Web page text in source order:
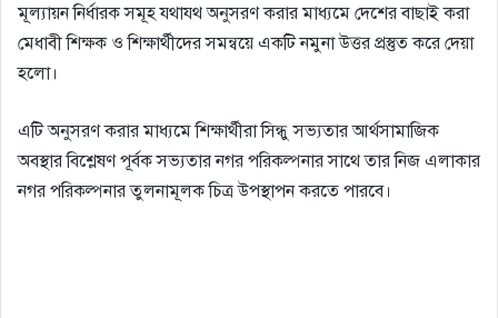
মূল্যায়ন নির্ধারক সমূহ যথাযথ অনুসরণ করার মাধ্যমে দেশের বাছাই করা
মেধাবী শিক্ষক ও শিক্ষার্থীদের সমন্বয়ে একটি নমুনা উত্তর প্রস্তুত করে দেয়া
হলো।
এটি অনুসরণ করার মাধ্যমে শিক্ষার্থীরা সিন্ধু সভ্যতার আর্থসামাজিক
অবস্থার বিশ্লেষণ পূর্বক সভ্যতার নগর পরিকল্পনার সাথে তার নিজ এলাকার
নগর পরিকল্পনার তুলনামূলক চিত্র উপস্থাপন করতে পারবে।